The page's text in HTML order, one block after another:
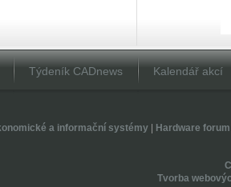
Týdeník CADnews Kalendář akcí
a informační systémy| Hardware forum
Tvorba